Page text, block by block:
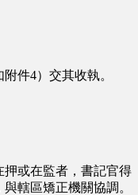
件4）交其收執。
或在監者，書記官得
轄區矯正機關協調。